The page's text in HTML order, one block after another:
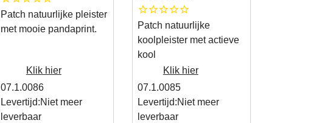
Patch natuurlijke pleister
met mooie pandaprint.
Klik hier
07.1.0086
Levertijd:Niet meer
leverbaar
Patch natuurlijke
koolpleister met actieve
kool
Klik hier
07.1.0085
Levertijd:Niet meer
leverbaar